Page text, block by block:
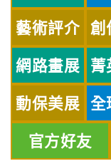
藝術評介 創
網路畫展 菁
動保美展 全
官方好友